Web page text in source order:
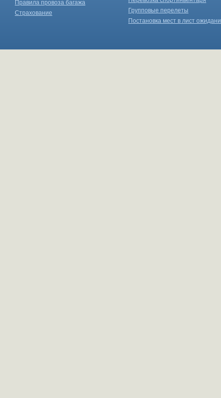
Правила провоза багажа
Страхование
Групповые перелеты
Постановка мест в лист